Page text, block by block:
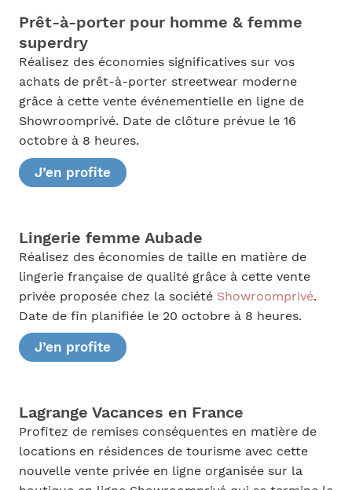
Prêt-à-porter pour homme & femme
superdry
Réalisez des économies significatives sur vos
achats de prêt-à-porter streetwear moderne
grâce à cette vente événementielle en ligne de
Showroomprivé. Date de clôture prévue le 16
octobre à 8 heures.
J’en profite
Lingerie femme Aubade
Réalisez des économies de taille en matière de
lingerie française de qualité grâce à cette vente
privée proposée chez la société Showroomprivé.
Date de fin planifiée le 20 octobre à 8 heures.
J’en profite
Lagrange Vacances en France
Profitez de remises conséquentes en matière de
locations en résidences de tourisme avec cette
nouvelle vente privée en ligne organisée sur la